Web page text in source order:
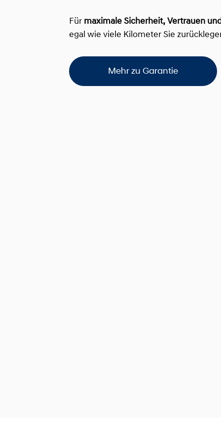
Für maximale Sicherheit, Vertrauen
egal wie viele Kilometer Sie
Mehr zu Garantie